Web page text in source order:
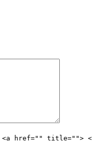
<a href="" title="">